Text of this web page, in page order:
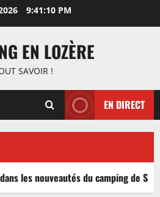
9:41:10 PM
EN LOZÈRE
SAVOIR !
EN DIRECT
les nouveautés du camping de